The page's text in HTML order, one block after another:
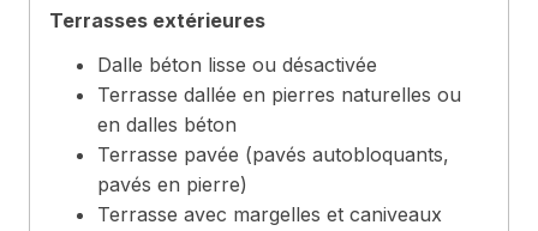
Terrasses extérieures
Dalle béton lisse ou désactivée
Terrasse dallée en pierres naturelles ou
en dalles béton
Terrasse pavée (pavés autobloquants,
pavés en pierre)
Terrasse avec margelles et caniveaux